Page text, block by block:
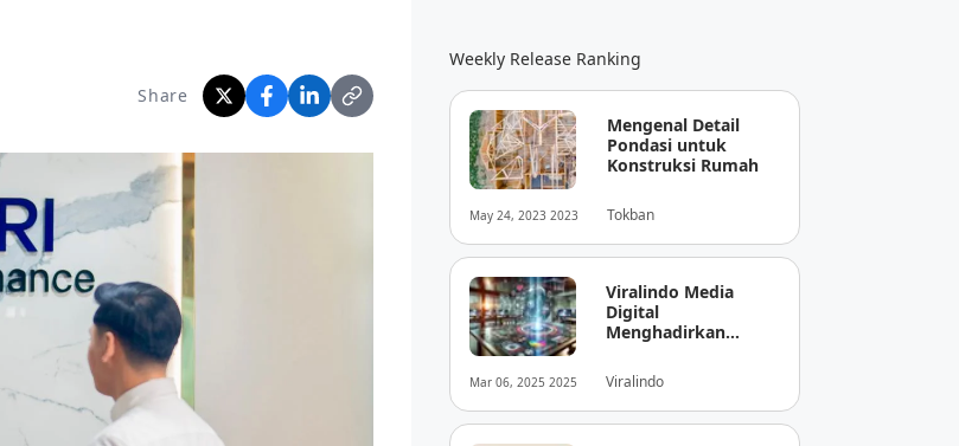
Share
Weekly Release Ranking
May 24, 2023 2023
Mengenal Detail
Pondasi untuk
Konstruksi Rumah
Tokban
Mar 06, 2025 2025
Viralindo Media
Digital
Menghadirkan
Dunia Media Digital
Indonesia
Viralindo